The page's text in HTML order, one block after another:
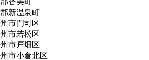
新温泉町
市門司区
市若松区
市戸畑区
市小倉北区